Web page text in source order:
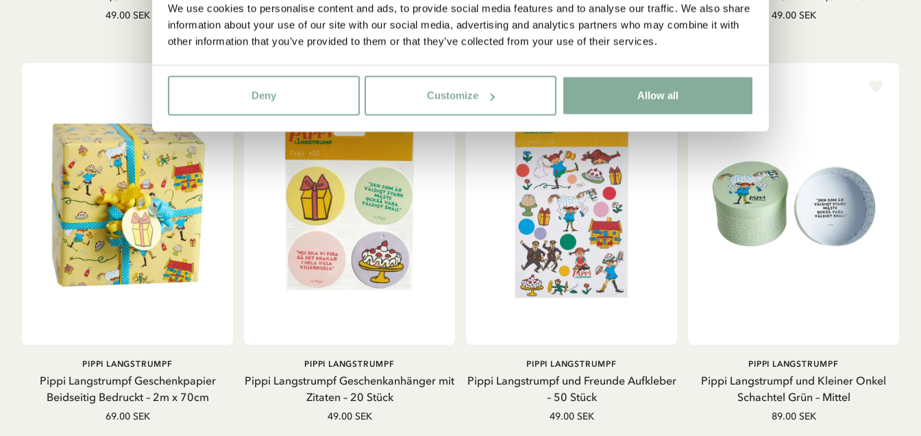
We use cookies to personalise content and ads, to provide social media features and to analyse our traffic. We also share
information about your use of our site with our social media, advertising and analytics partners who may combine it with
other information that you’ve provided to them or that they’ve collected from your use of their services.
Deny Customize Allow all
49.00 SEK 49.00 SEK 49.00 SEK 49.00 SEK
IN DEN WARENKORB
Pippi Langstrumpf Geschenkpapier
Beidseitig Bedruckt – 2m x 70cm
PIPPI LANGSTRUMPF
69.00 SEK
IN DEN WARENKORB
Pippi Langstrumpf Geschenkanhänger mit
Zitaten – 20 Stück
PIPPI LANGSTRUMPF
49.00 SEK
IN DEN WARENKORB
Pippi Langstrumpf und Freunde Aufkleber
– 50 Stück
PIPPI LANGSTRUMPF
49.00 SEK
IN DEN WARENKORB
Pippi Langstrumpf und Kleiner Onkel
Schachtel Grün – Mittel
PIPPI LANGSTRUMPF
89.00 SEK